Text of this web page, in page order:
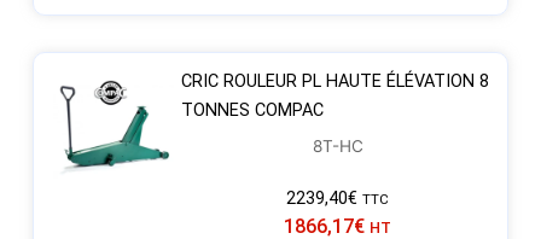
CRIC ROULEUR PL HAUTE ÉLÉVATION 8
TONNES COMPAC
8T-HC
2239,40€ TTC
1866,17€ HT